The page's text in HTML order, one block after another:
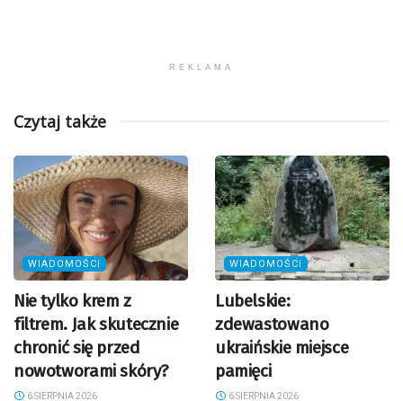
REKLAMA
Czytaj także
WIADOMOŚCI
Nie tylko krem z
filtrem. Jak skutecznie
chronić się przed
nowotworami skóry?
6 SIERPNIA 2026
WIADOMOŚCI
Lubelskie:
zdewastowano
ukraińskie miejsce
pamięci
6 SIERPNIA 2026